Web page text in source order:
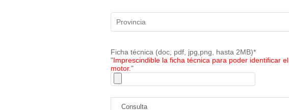
Ficha técnica (doc, pdf, jpg,png, hasta 2MB)*
"Imprescindible la ficha técnica para poder identificar el
motor."